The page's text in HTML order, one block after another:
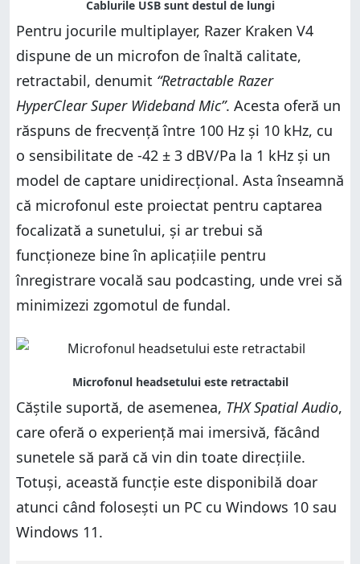
Pentru jocurile multiplayer, Razer Kraken V4
dispune de un microfon de înaltă calitate,
retractabil, denumit “Retractable Razer
HyperClear Super Wideband Mic”. Acesta oferă un
răspuns de frecvență între 100 Hz și 10 kHz, cu
o sensibilitate de -42 ± 3 dBV/Pa la 1 kHz și un
model de captare unidirecțional. Asta înseamnă
că microfonul este proiectat pentru captarea
focalizată a sunetului, și ar trebui să
funcționeze bine în aplicațiile pentru
înregistrare vocală sau podcasting, unde vrei să
minimizezi zgomotul de fundal.
Căștile suportă, de asemenea, THX Spatial Audio,
care oferă o experiență mai imersivă, făcând
sunetele să pară că vin din toate direcțiile.
Totuși, această funcție este disponibilă doar
atunci când folosești un PC cu Windows 10 sau
Windows 11.